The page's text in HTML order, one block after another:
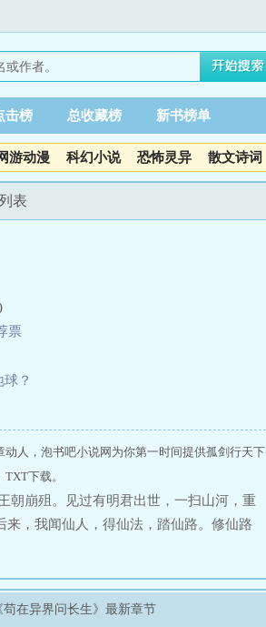
击榜 总收藏榜 新书榜单
游动漫 科幻小说 恐怖灵异 散文诗词
表
票
？
人，泡书吧小说网为你第一时间提供孤剑行天下
下载。
朝崩殂。见过有明君出世，一扫山河，重
，我闻仙人，得仙法，踏仙路。修仙路
！有人说，我辈修士，当砥砺前行！有
长生《仙君回忆录》节选！…………【苟
苟在异界问长生》最新章节